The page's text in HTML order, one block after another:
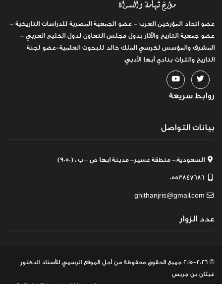
عضو اتحاد المؤرخين العرب - عضو الجمعية المصرية للدراسات التاريخية -
عضو جمعية التاريخ والآثار بدول مجلس التعاون لدول الخليج العربي -
المشرف والمؤسس لكرسي الملك خالد للبحوث العلمية-عضو لجنة
التاريخ والتراث بنادي أبها الأدبي.
روابط سريعة
بيانات التواصل
السعودية:- منطقة عسير- مدينة ابها ص – ب : (9050)
0553847686
ghithanjris@gmail.com
عدد الزوار
© 2015-2026 جميع الحقوق محفوظة
من أجل الموقع الرسمي للأستاذ الدكتور
غيثان بن جريس